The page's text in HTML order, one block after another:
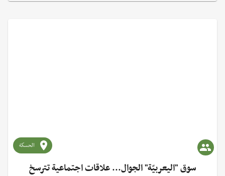
الحسكة
سوق "اليعربيّة" الجوال... علاقات اجتماعية تترسخ